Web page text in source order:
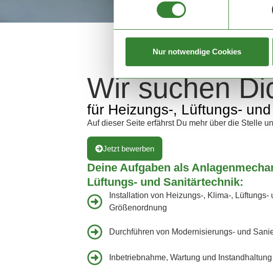
Nur notwendige Cookies
Wir suchen
für Heizungs-, Lüftungs-
Auf dieser Seite erfährst Du mehr über die Stelle
Jetzt bewerben
Deine Aufgaben als
Lüftungs- und Sanitärtechnik:
Installation von Heizungs-, Klima-,
Größenordnung
Durchführen von Modernisierungs- und
Inbetriebnahme, Wartung und